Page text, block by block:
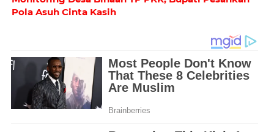
Pola Asuh Cinta Kasih